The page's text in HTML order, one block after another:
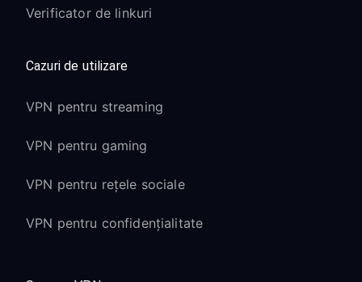
Verificator de linkuri
Cazuri de utilizare
VPN pentru streaming
VPN pentru gaming
VPN pentru rețele sociale
VPN pentru confidențialitate